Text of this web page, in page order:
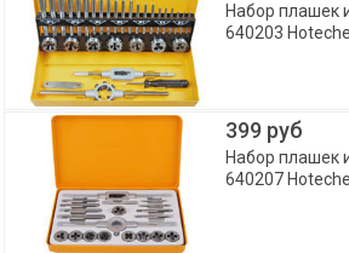
Набор плашек
640203 Hoteche
399 руб
Набор плашек
640207 Hoteche